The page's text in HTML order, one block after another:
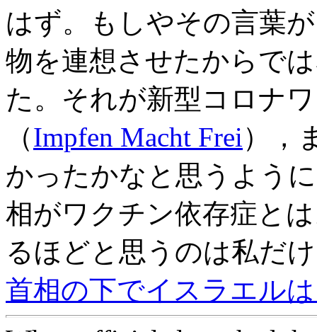
はず。もしやその言葉
物を連想させたからで
た。それが新型コロナ
（Impfen Macht Frei），
かったかなと思うよう
相がワクチン依存症と
るほどと思うのは私だ
首相の下でイスラエル